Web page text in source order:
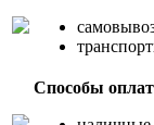
Способы